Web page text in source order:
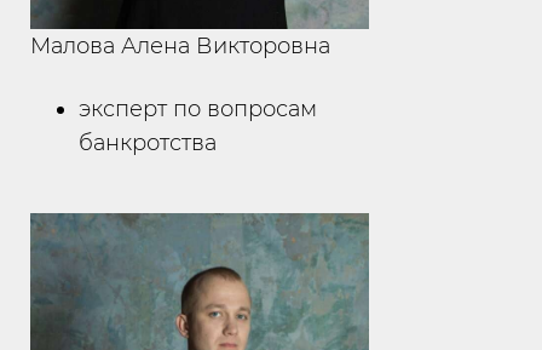
Малова Алена Викторовна
эксперт по вопросам
банкротства